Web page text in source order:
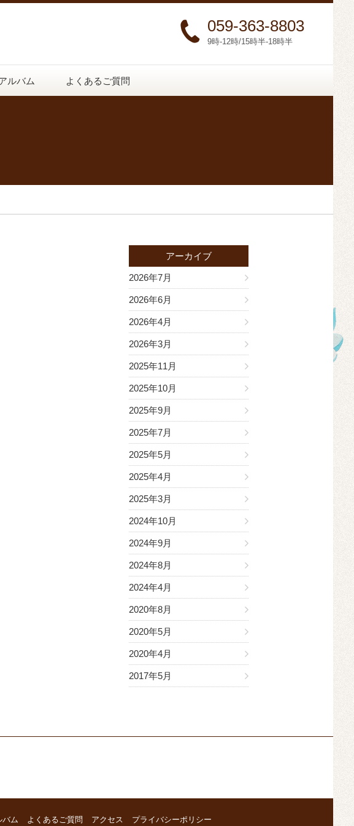
059-363-8803
9時-12時/15時半-18時半
ルバム よくあるご質問
アーカイブ
2026年7月
2026年6月
2026年4月
2026年3月
2025年11月
2025年10月
2025年9月
2025年7月
2025年5月
2025年4月
2025年3月
2024年10月
2024年9月
2024年8月
2024年4月
2020年8月
2020年5月
2020年4月
2017年5月
バム よくあるご質問 アクセス プライバシーポリシー